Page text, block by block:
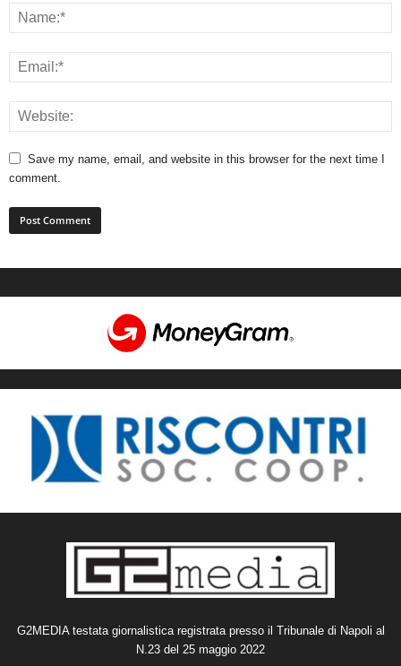
Save my name, email, and website in this browser for the next time I
comment.
G2MEDIA testata giornalistica registrata presso il Tribunale di Napoli al
N.23 del 25 maggio 2022